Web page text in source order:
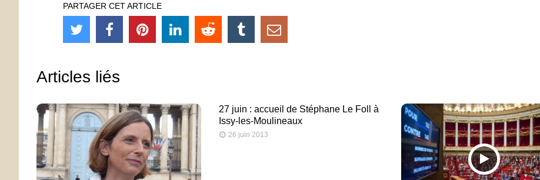
PARTAGER CET ARTICLE
Articles liés
27 juin : accueil de Stéphane Le Foll à
Issy-les-Moulineaux
26 juin 2013